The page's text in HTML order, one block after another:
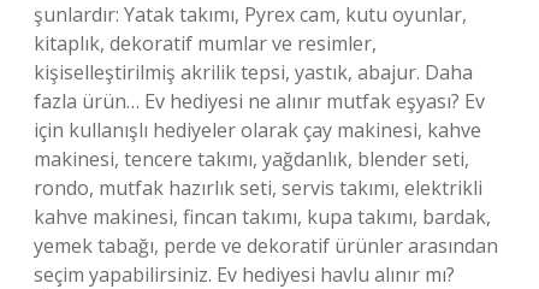
şunlardır: Yatak takımı, Pyrex cam, kutu oyunlar,
kitaplık, dekoratif mumlar ve resimler,
kişiselleştirilmiş akrilik tepsi, yastık, abajur. Daha
fazla ürün… Ev hediyesi ne alınır mutfak eşyası? Ev
için kullanışlı hediyeler olarak çay makinesi, kahve
makinesi, tencere takımı, yağdanlık, blender seti,
rondo, mutfak hazırlık seti, servis takımı, elektrikli
kahve makinesi, fincan takımı, kupa takımı, bardak,
yemek tabağı, perde ve dekoratif ürünler arasından
seçim yapabilirsiniz. Ev hediyesi havlu alınır mı?